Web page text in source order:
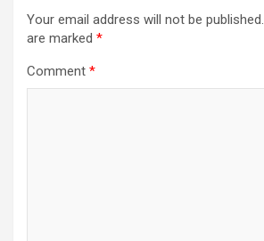
Your email address will not be published.
are marked *
Comment *